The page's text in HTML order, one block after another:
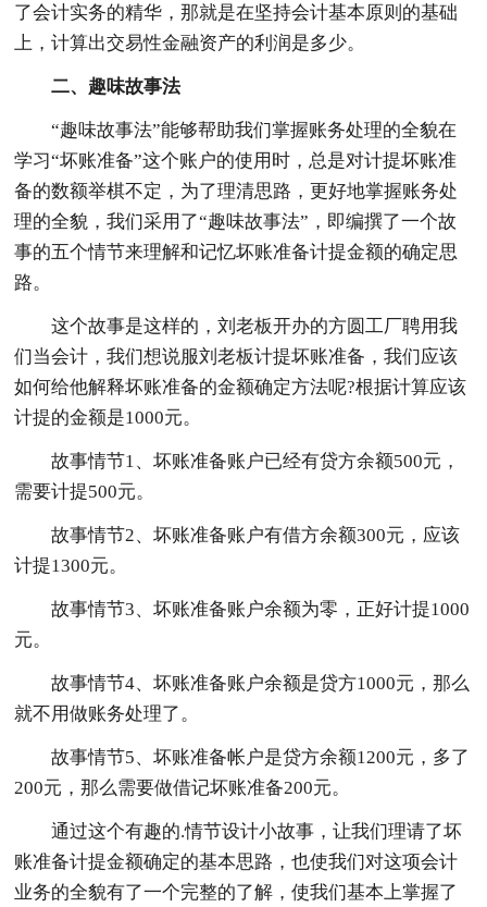
了会计实务的精华，那就是在坚持会计基本原则的基础
上，计算出交易性金融资产的利润是多少。
二、趣味故事法
“趣味故事法”能够帮助我们掌握账务处理的全貌在
学习“坏账准备”这个账户的使用时，总是对计提坏账准
备的数额举棋不定，为了理清思路，更好地掌握账务处
理的全貌，我们采用了“趣味故事法”，即编撰了一个故
事的五个情节来理解和记忆坏账准备计提金额的确定思
路。
这个故事是这样的，刘老板开办的方圆工厂聘用我
们当会计，我们想说服刘老板计提坏账准备，我们应该
如何给他解释坏账准备的金额确定方法呢?根据计算应该
计提的金额是1000元。
故事情节1、坏账准备账户已经有贷方余额500元，
需要计提500元。
故事情节2、坏账准备账户有借方余额300元，应该
计提1300元。
故事情节3、坏账准备账户余额为零，正好计提1000
元。
故事情节4、坏账准备账户余额是贷方1000元，那么
就不用做账务处理了。
故事情节5、坏账准备帐户是贷方余额1200元，多了
200元，那么需要做借记坏账准备200元。
通过这个有趣的.情节设计小故事，让我们理请了坏
账准备计提金额确定的基本思路，也使我们对这项会计
业务的全貌有了一个完整的了解，使我们基本上掌握了